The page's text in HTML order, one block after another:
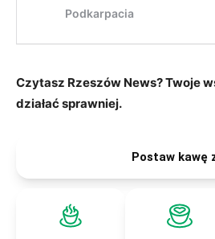
Czytasz Rzeszów News? Twoje
działać sprawniej.
Postaw kawę